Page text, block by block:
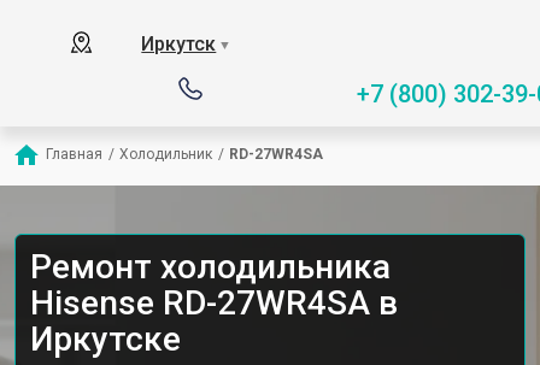
Иркутск ▼
+7 (800) 302-
Главная / Холодильник / RD-27WR4SA
Ремонт холодильника
Hisense RD-27WR4SA в
Иркутске